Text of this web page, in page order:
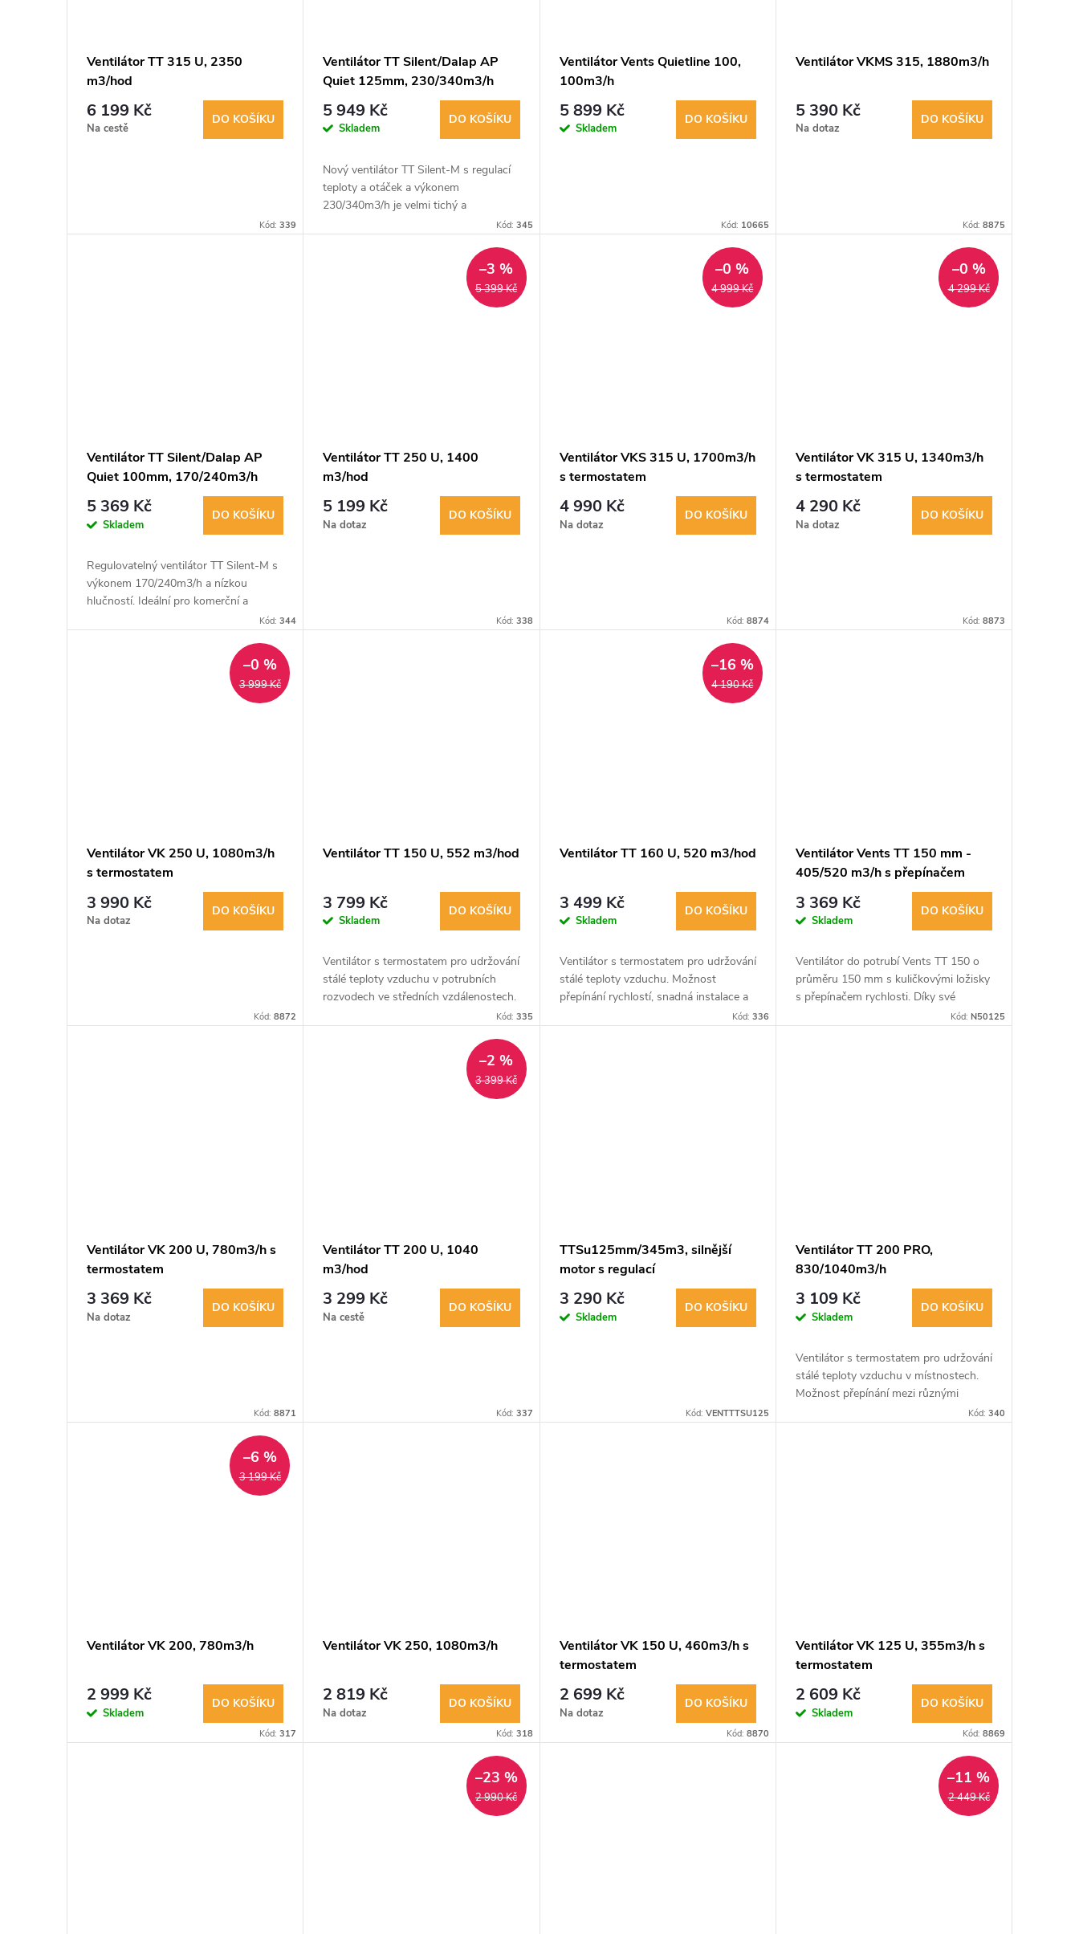
Ventilátor TT 315 U, 2350
m3/hod
6 199 Kč
Na cestě
DO KOŠÍKU
Kód:339
Ventilátor TT Silent/Dalap AP
Quiet 125mm, 230/340m3/h
5 949 Kč
Skladem
DO KOŠÍKU
Nový ventilátor TT Silent-M s regulací
teploty a otáček a výkonem
230/340m3/h je velmi tichý a
Kód: 345
Ventilátor Vents Quietline 100,
100m3/h
5 899 Kč
Skladem
DO KOŠÍKU
Kód: 10665
Ventilátor VKMS 315, 1880m3/h
5 390 Kč
Na dotaz
DO KOŠÍKU
Kód: 8875
Ventilátor TT Silent/Dalap AP
Quiet 100mm, 170/240m3/h
5 369 Kč
Skladem
DO KOŠÍKU
Regulovatelný ventilátor TT Silent-M s
výkonem 170/240m3/h a nízkou
hlučností. Ideální pro komerční a
průmyslové prostory jako knihovny,Kód:344
5 399 Kč
–3 %
Ventilátor TT 250 U, 1400
m3/hod
5 199 Kč
Na dotaz
DO KOŠÍKU
Kód: 338
4 999 Kč
–0 %
Ventilátor VKS 315 U, 1700m3/h
s termostatem
4 990 Kč
Na dotaz
DO KOŠÍKU
Kód: 8874
4 299 Kč
–0 %
Ventilátor VK 315 U, 1340m3/h
s termostatem
4 290 Kč
Na dotaz
DO KOŠÍKU
Kód: 8873
3 999 Kč
–0 %
Ventilátor VK 250 U, 1080m3/h
s termostatem
3 990 Kč
Na dotaz
DO KOŠÍKU
Kód:8872
Ventilátor TT 150 U, 552 m3/hod
3 799 Kč
Skladem
DO KOŠÍKU
Ventilátor s termostatem pro udržování
stálé teploty vzduchu v potrubních
rozvodech ve středních vzdálenostech.
Kód: 335
4 190 Kč
–16 %
Ventilátor TT 160 U, 520 m3/hod
3 499 Kč
Skladem
DO KOŠÍKU
Ventilátor s termostatem pro udržování
stálé teploty vzduchu. Možnost
přepínání rychlostí, snadná instalace a
Kód: 336
Ventilátor Vents TT 150 mm -
405/520 m3/h s přepínačem
rychlosti
3 369 Kč
Skladem
DO KOŠÍKU
Ventilátor do potrubí Vents TT 150 o
průměru 150 mm s kuličkovými ložisky
s přepínačem rychlosti. Díky své
konstrukci je na tomto ventilátoru
Kód: N50125
Ventilátor VK 200 U, 780m3/h s
termostatem
3 369 Kč
Na dotaz
DO KOŠÍKU
Kód:8871
3 399 Kč
–2 %
Ventilátor TT 200 U, 1040
m3/hod
3 299 Kč
Na cestě
DO KOŠÍKU
Kód: 337
TTSu125mm/345m3, silnější
motor s regulací
3 290 Kč
Skladem
DO KOŠÍKU
Kód: VENTTTSU125
Ventilátor TT 200 PRO,
830/1040m3/h
3 109 Kč
Skladem
DO KOŠÍKU
Ventilátor s termostatem pro udržování
stálé teploty vzduchu v místnostech.
Možnost přepínání mezi různými
rychlostmi. Snadná instalace a údržba.
Kód: 340
3 199 Kč
–6 %
Ventilátor VK 200, 780m3/h
2 999 Kč
Skladem
DO KOŠÍKU
Kód:317
Ventilátor VK 250, 1080m3/h
2 819 Kč
Na dotaz
DO KOŠÍKU
Kód: 318
Ventilátor VK 150 U, 460m3/h s
termostatem
2 699 Kč
Na dotaz
DO KOŠÍKU
Kód: 8870
Ventilátor VK 125 U, 355m3/h s
termostatem
2 609 Kč
Skladem
DO KOŠÍKU
Kód: 8869
2 990 Kč
–23 %
2 449 Kč
–11 %